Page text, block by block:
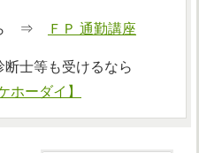
ら ⇒ ＦＰ 通勤講座
断士等も受けるなら
ホーダイ】